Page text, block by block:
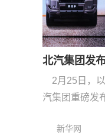
北汽集团发
2月25日，
汽集团重磅发
新华网